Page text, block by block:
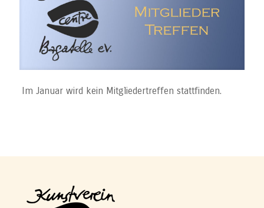
Im Januar wird kein Mitgliedertreffen stattfinden.